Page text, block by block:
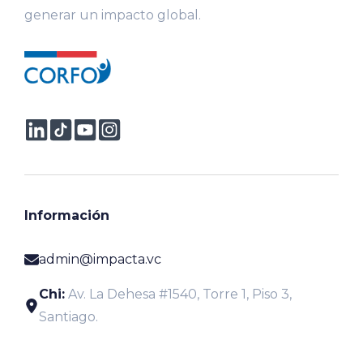
generar un impacto global.
Información
admin@impacta.vc
Chi: Av. La Dehesa #1540, Torre 1, Piso 3,
Santiago.